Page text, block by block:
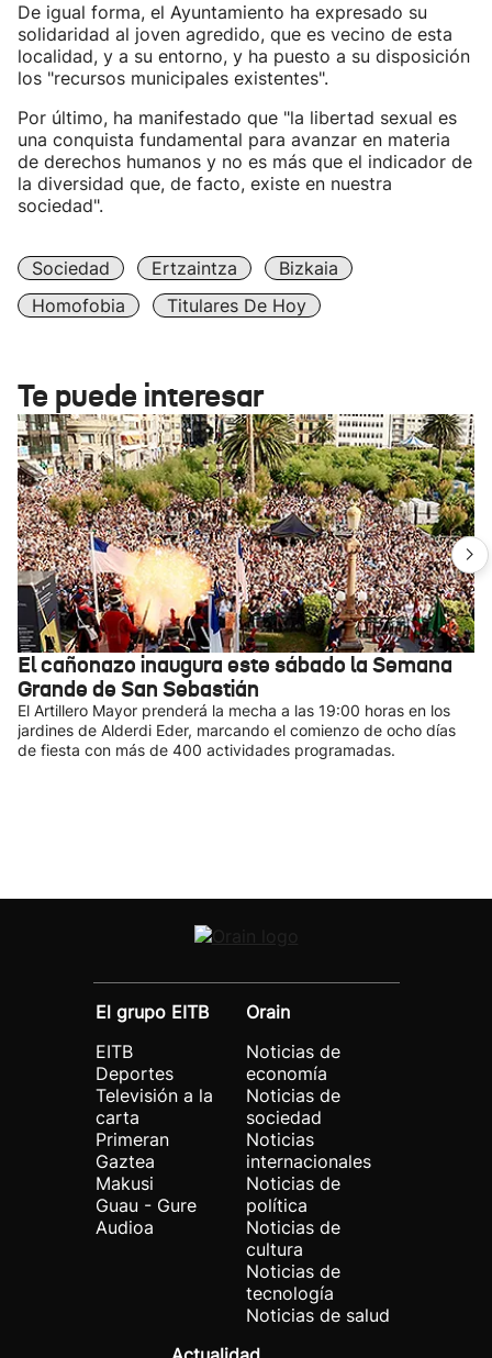
De igual forma, el Ayuntamiento ha expresado su
solidaridad al joven agredido, que es vecino de esta
localidad, y a su entorno, y ha puesto a su disposición
los "recursos municipales existentes".
Por último, ha manifestado que "la libertad sexual es
una conquista fundamental para avanzar en materia
de derechos humanos y no es más que el indicador de
la diversidad que, de facto, existe en nuestra
sociedad".
Sociedad Ertzaintza
Bizkaia
Homofobia
Titulares De Hoy
Te puede interesar
El cañonazo inaugura este sábado la Semana
Grande de San Sebastián
El Artillero Mayor prenderá la mecha a las 19:00 horas en los
jardines de Alderdi Eder, marcando el comienzo de ocho días
de fiesta con más de 400 actividades programadas.
El grupo EITB
EITB
Deportes
Televisión a la
carta
Primeran
Gaztea
Makusi
Guau - Gure
Audioa
Orain
Noticias de
economía
Noticias de
sociedad
Noticias
internacionales
Noticias de
política
Noticias de
cultura
Noticias de
tecnología
Noticias de salud